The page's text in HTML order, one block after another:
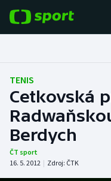
Fotbal
Hokej
Tenis
Atletika
TENIS
Cetkovská
Berdych
ČT sport
16. 5. 2012 | Zdroj: ČTK